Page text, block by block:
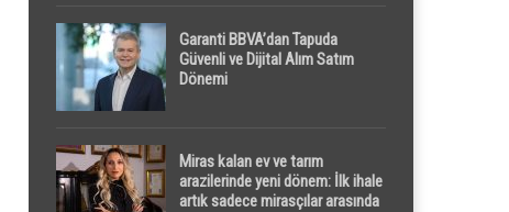
Garanti BBVA’dan Tapuda
Güvenli ve Dijital Alım Satım
Dönemi
Miras kalan ev ve tarım
arazilerinde yeni dönem: İlk ihale
artık sadece mirasçılar arasında